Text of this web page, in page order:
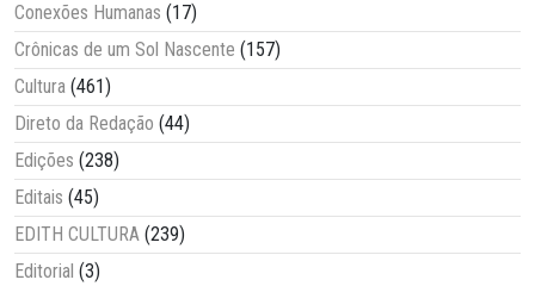
Conexões Humanas (17)
Crônicas de um Sol Nascente (157)
Cultura (461)
Direto da Redação (44)
Edições (238)
Editais (45)
EDITH CULTURA (239)
Editorial (3)